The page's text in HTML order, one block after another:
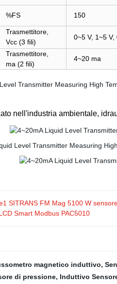
%FS 150
Trasmettitore,
Vcc (3 fili)
0~5 V, 1~5
Trasmettitore,
ma (2 fili)
4~20 ma
nell'industria ambientale,
SITRANS FM Mag 5100 W
Smart Modbus PAC5010
magnetico induttivo,
di pressione, Induttivo